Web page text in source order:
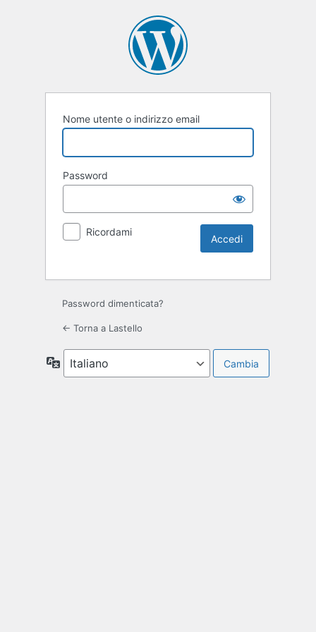
Nome utente o indirizzo email
Password
Ricordami
Password dimenticata?
← Torna a Lastello
Lingua